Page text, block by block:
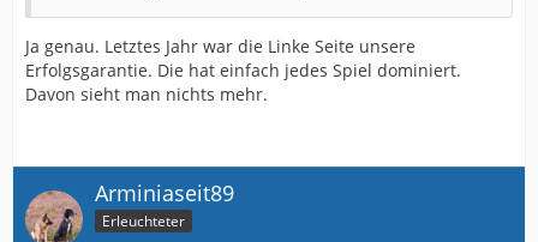
Ja genau. Letztes Jahr war die Linke Seite unsere
Erfolgsgarantie. Die hat einfach jedes Spiel dominiert.
Davon sieht man nichts mehr.
Arminiaseit89
Erleuchteter